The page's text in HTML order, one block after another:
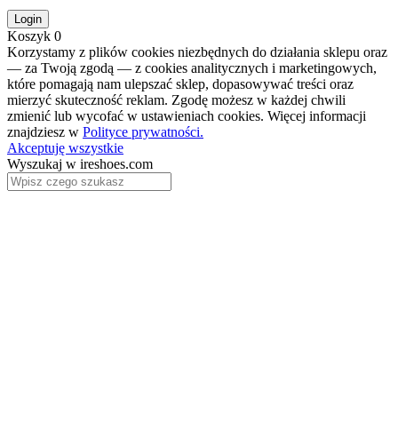
Login
Koszyk 0
Korzystamy z plików cookies niezbędnych do działania sklepu oraz
— za Twoją zgodą — z cookies analitycznych i marketingowych,
które pomagają nam ulepszać sklep, dopasowywać treści oraz
mierzyć skuteczność reklam. Zgodę możesz w każdej chwili
zmienić lub wycofać w ustawieniach cookies. Więcej informacji
znajdziesz w Polityce prywatności.
Akceptuję wszystkie
Wyszukaj w ireshoes.com